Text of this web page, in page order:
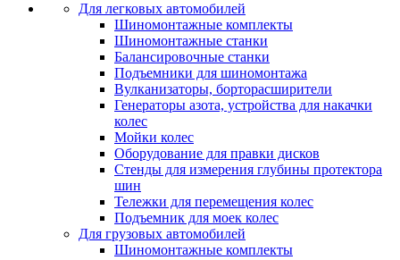
Для легковых автомобилей
Шиномонтажные комплекты
Шиномонтажные станки
Балансировочные станки
Подъемники для шиномонтажа
Вулканизаторы, борторасширители
Генераторы азота, устройства для накачки
колес
Мойки колес
Оборудование для правки дисков
Стенды для измерения глубины протектора
шин
Тележки для перемещения колес
Подъемник для моек колеc
Для грузовых автомобилей
Шиномонтажные комплекты